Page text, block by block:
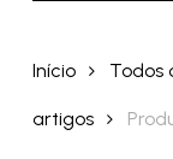
Início Todos
artigos